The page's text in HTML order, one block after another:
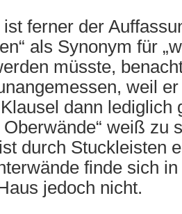
ferner der
als Synonym für
müsste,
weil
dann lediglich
Oberwände“ weiß zu
durch Stuckleisten
finde sich
jedoch nicht.